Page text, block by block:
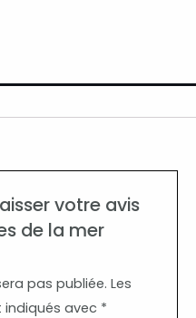
votre avis
de la mer
pas publiée. Les
avec *